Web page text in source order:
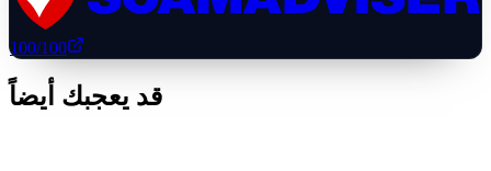
100/100
قد يعجبك أيضاً